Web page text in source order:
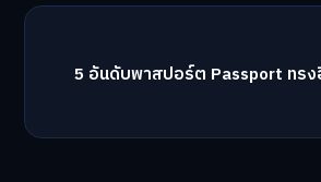
5 อันดับพาสปอร์ต Passport ทร